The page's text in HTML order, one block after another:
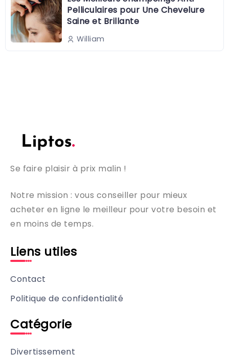
Pelliculaires pour Une Chevelure
Saine et Brillante
William
Se faire plaisir à prix malin !
Notre mission : vous conseiller pour mieux
acheter en ligne le meilleur pour votre besoin et
en moins de temps.
Liens utiles
Contact
Politique de confidentialité
Catégorie
Divertissement